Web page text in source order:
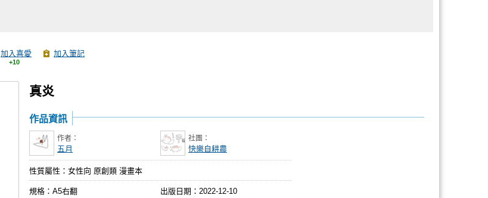
加入喜愛
+10
加入筆記
真炎
作品資訊
作者：
五月
社團：
快樂自耕農
性質屬性：女性向 原創類 漫畫本
規格：A5右翻 出版日期： 2022-12-10